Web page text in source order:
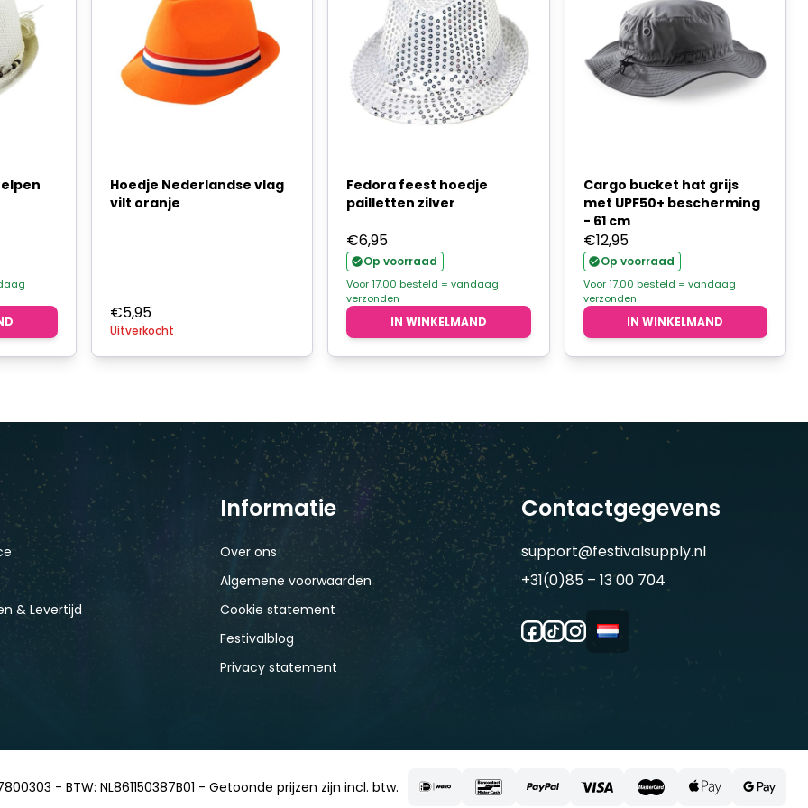
Hoedje Nederlandse vlag
vilt oranje
€5,95
Uitverkocht
Fedora feest hoedje
pailletten zilver
€6,95
Op voorraad
Voor 17.00 besteld = vandaag
verzonden
IN WINKELMAND
Cargo bucket hat grijs
met UPF50+ bescherming
- 61 cm
€12,95
Op voorraad
Voor 17.00 besteld = vandaag
verzonden
IN WINKELMAND
& Levertijd
Informatie
Over ons
Algemene voorwaarden
Cookie statement
Festivalblog
Privacy statement
Contactgegevens
support@festivalsupply.nl
+31(0)85 – 13 00 704
- BTW: NL861150387B01 - Getoonde prijzen zijn incl. btw.